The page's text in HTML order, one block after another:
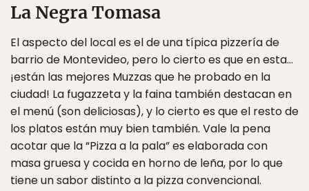
La Negra Tomasa
El aspecto del local es el de una típica pizzería de
barrio de Montevideo, pero lo cierto es que en esta…
¡están las mejores Muzzas que he probado en la
ciudad! La fugazzeta y la faina también destacan en
el menú (son deliciosas), y lo cierto es que el resto de
los platos están muy bien también. Vale la pena
acotar que la “Pizza a la pala” es elaborada con
masa gruesa y cocida en horno de leña, por lo que
tiene un sabor distinto a la pizza convencional.